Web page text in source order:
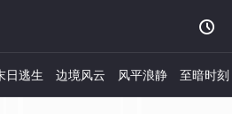

日逃生 边境风云 风平浪静 至暗时刻